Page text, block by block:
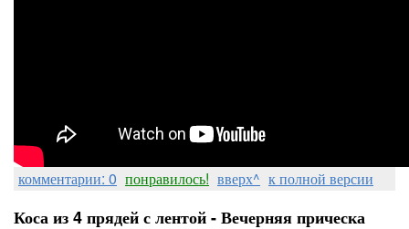
комментарии: 0 понравилось! вверх^ к полной версии
Коса из 4 прядей с лентой - Вечерняя прическа